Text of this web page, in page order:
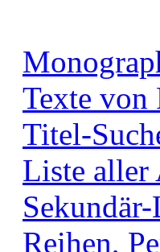
Texte von
Titel-
Liste aller
Reihen,